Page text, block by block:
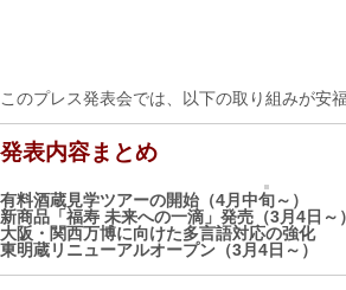
このプレス発表会では、以下の取り組みが安
発表内容まとめ
有料酒蔵見学ツアーの開始（4月中旬～）
新商品「福寿 未来への一滴」発売（3月4日～）
大阪・関西万博に向けた多言語対応の強化
東明蔵リニューアルオープン（3月4日～）